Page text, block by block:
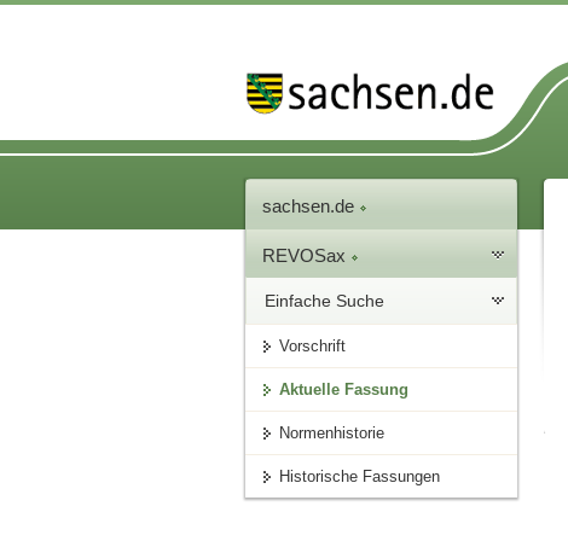
sachsen.de
REVOSax
Einfache Suche
Vorschrift
Aktuelle Fassung
Normenhistorie
Historische Fassungen